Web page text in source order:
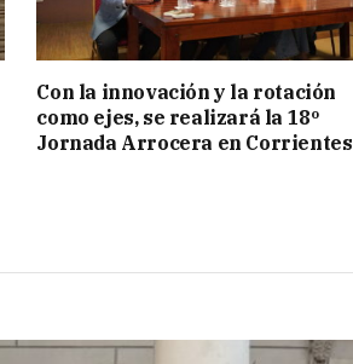
Con la innovación y la rotación
como ejes, se realizará la 18º
Jornada Arrocera en Corrientes